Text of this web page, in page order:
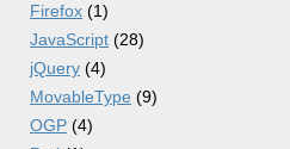
Firefox (1)
JavaScript (28)
jQuery (4)
MovableType (9)
OGP (4)